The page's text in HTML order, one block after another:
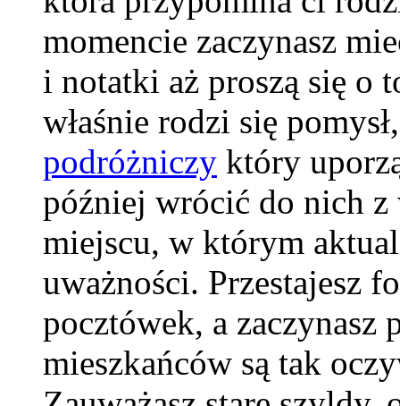
momencie zaczynasz
i notatki aż proszą się o
właśnie rodzi się
podróżniczy który
później wrócić do nich z
miejscu, w którym
uważności. Przestajesz
pocztówek, a zaczynasz
mieszkańców są tak